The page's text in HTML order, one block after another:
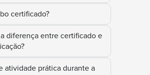
certificado?
diferença entre certificado e
atividade prática durante a